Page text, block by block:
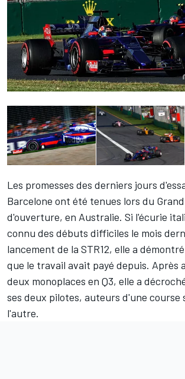
Les promesses des derniers jours
Barcelone ont été tenues lors du
d'ouverture, en Australie. Si l'écurie
connu des débuts difficiles le mois
lancement de la STR12, elle a
que le travail avait payé depuis. Après
deux monoplaces en Q3, elle a
ses deux pilotes, auteurs d'une course
l'autre.